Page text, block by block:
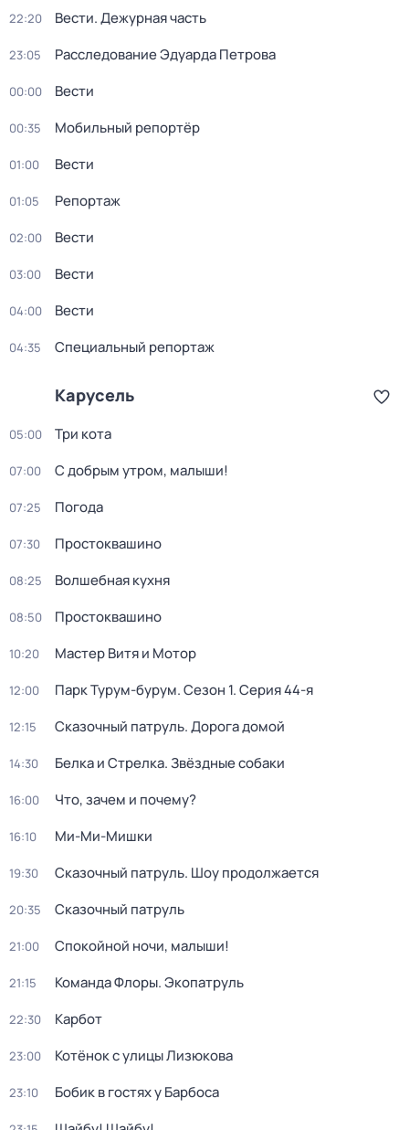
22:20 Вести. Дежурная часть
23:05 Расследование Эдуарда Петрова
00:00 Вести
00:35 Мобильный репортёр
01:00 Вести
01:05 Репортаж
02:00 Вести
03:00 Вести
04:00 Вести
04:35 Специальный репортаж
Карусель
05:00 Три кота
07:00 С добрым утром, малыши!
07:25 Погода
07:30 Простоквашино
08:25 Волшебная кухня
08:50 Простоквашино
10:20 Мастер Витя и Мотор
12:00 Парк Турум-бурум. Сезон 1. Серия 44-я
12:15 Сказочный патруль. Дорога домой
14:30 Белка и Стрелка. Звёздные собаки
16:00 Что, зачем и почему?
16:10 Ми-Ми-Мишки
19:30 Сказочный патруль. Шоу продолжается
20:35 Сказочный патруль
21:00 Спокойной ночи, малыши!
21:15 Команда Флоры. Экопатруль
22:30 Карбот
23:00 Котёнок с улицы Лизюкова
23:10 Бобик в гостях у Барбоса